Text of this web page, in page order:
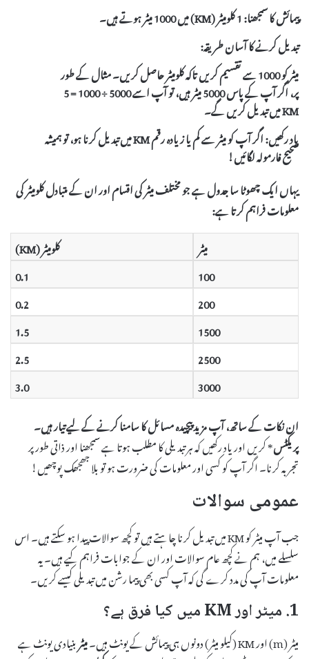
پیمائش کا سمجھنا:
تبدیل کرنے کا آسان طریقہ:
میٹر کو 1000 سے تقسیم کریں تاکہ کلومیٹر حاصل کریں۔ مثال کے طور
پر، اگر آپ کے پاس 5000 میٹر ہیں، تو آپ اسے 5000 ÷ 1000 = 5
KM میں تبدیل کریں گے۔
یاد رکھیں:
اگر آپ کو میٹر سے کم یا زیادہ رقم KM میں تبدیل کرنا ہو، تو ہمیشہ
صحیح فارمولہ لگائیں!
یہاں ایکچھوٹا سا جدولہے جو مختلف میٹر کی اقسام اور ان کے متبادل کلومیٹر کی
معلومات فراہم کرتا ہے:
میٹر
کلومیٹر (KM)
100
0.1
200
0.2
1500
1.5
2500
2.5
3000
3.0
ان نکات کے ساتھ، آپ مزید پیچیدہ مسائل کا سامنا کرنے کے لیے تیار ہیں۔
پریکٹس* کریں اور یاد رکھیں کہ ہر تبدیلی کا مطلب ہوتا ہے سمجھنا اور ذاتی طور پر
تجربہ کرنا۔ اگر آپ کو کسی اور معلومات کی ضرورت ہو تو بلا جھجھک پوچھیں!
عمومی سوالات
جب آپ میٹر کو KM میں تبدیل کرنا چاہتے ہیں تو کچھ سوالات پیدا ہو سکتے ہیں۔ اس
سلسلے میں، ہم نے کچھ عام سوالات اور ان کے جوابات فراہم کیے ہیں۔ یہ
معلومات آپ کی مدد کرے گی کہ آپ کسی بھی پیما رشن میں تبدیلی کیسے کریں۔
1. میٹر اور KM میں کیا فرق ہے؟
میٹر (m) اور KM (کیلو میٹر) دونوں ہی پیمائش کے یونٹ ہیں۔ میٹربنیادی یونٹ ہے